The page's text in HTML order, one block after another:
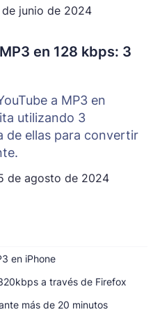
en iPhone
a través de Firefox
más de 20 minutos
de junio de 2024
en 128 kbps: 3
a MP3 en
utilizando 3
de ellas para convertir
de agosto de 2024